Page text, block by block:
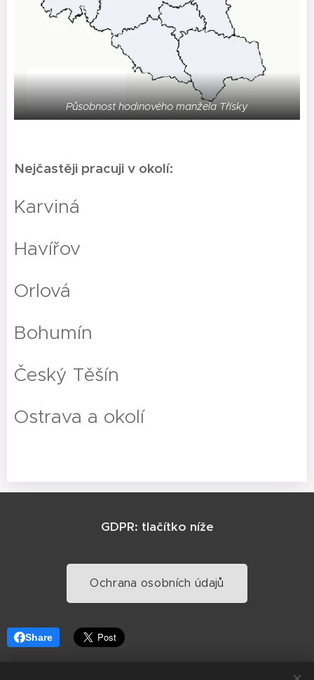
Působnost hodinového manžela Třísky
Nejčastěji pracuji v okolí:
Karviná
Havířov
Orlová
Bohumín
Český Těšín
Ostrava a okolí
GDPR: tlačítko níže
Ochrana osobních údajů
Share